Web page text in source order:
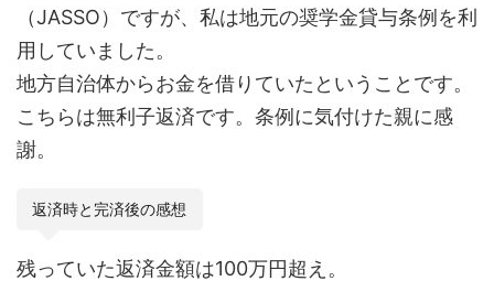
（JASSO）ですが、私は地元の奨学金貸与条例を利
用していました。
地方自治体からお金を借りていたということです。
こちらは無利子返済です。条例に気付けた親に感
謝。
返済時と完済後の感想
残っていた返済金額は100万円超え。